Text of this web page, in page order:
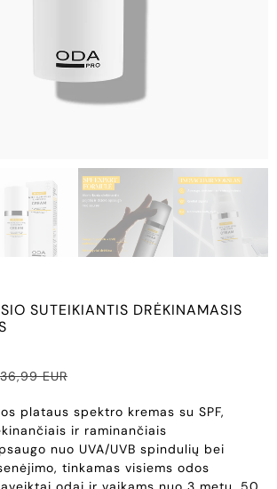
SUTEIKIANTIS DRĖKINAMASIS
EUR
plataus spektro kremas su SPF,
ir raminančiais
nuo UVA/UVB spindulių bei
tinkamas visiems odos